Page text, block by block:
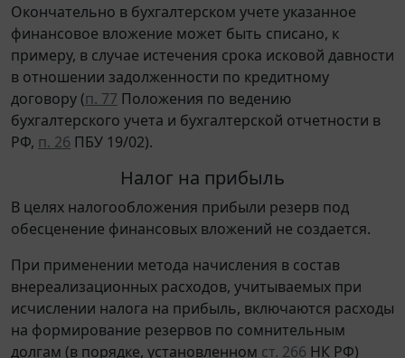
Окончательно в бухгалтерском учете указанное
финансовое вложение может быть списано, к
примеру, в случае истечения срока исковой давности
в отношении задолженности по кредитному
договору (п. 77 Положения по ведению
бухгалтерского учета и бухгалтерской отчетности в
РФ, п. 26 ПБУ 19/02).
Налог на прибыль
В целях налогообложения прибыли резерв под
обесценение финансовых вложений не создается.
При применении метода начисления в состав
внереализационных расходов, учитываемых при
исчислении налога на прибыль, включаются расходы
на формирование резервов по сомнительным
долгам (в порядке, установленном ст. 266 НК РФ)